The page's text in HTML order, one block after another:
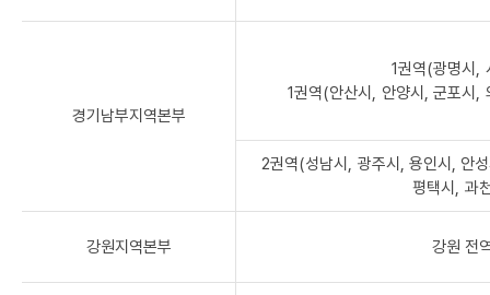
경기남부지역본부
1권역(광명시,
1권역(안산시, 안양시, 군포시,
2권역(성남시, 광주시, 용인시, 안
평택시, 과
강원지역본부 강원 전